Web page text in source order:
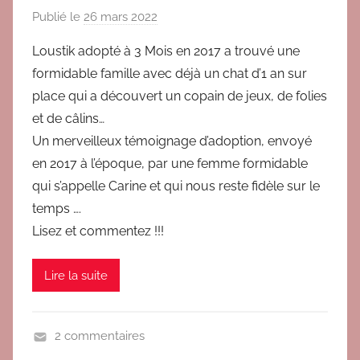
a
o
p
t
i
o
n
Publié le 26 mars 2022
r
B
r
g
i
t
Loustik adopté à 3 Mois en 2017 a trouvé une
formidable famille avec déjà un chat d’1 an sur
place qui a découvert un copain de jeux, de folies
et de câlins…
Un merveilleux témoignage d’adoption, envoyé
en 2017 à l’époque, par une femme formidable
qui s’appelle Carine et qui nous reste fidèle sur le
temps ….
Lisez et commentez !!!
Lire la suite
2 commentaires